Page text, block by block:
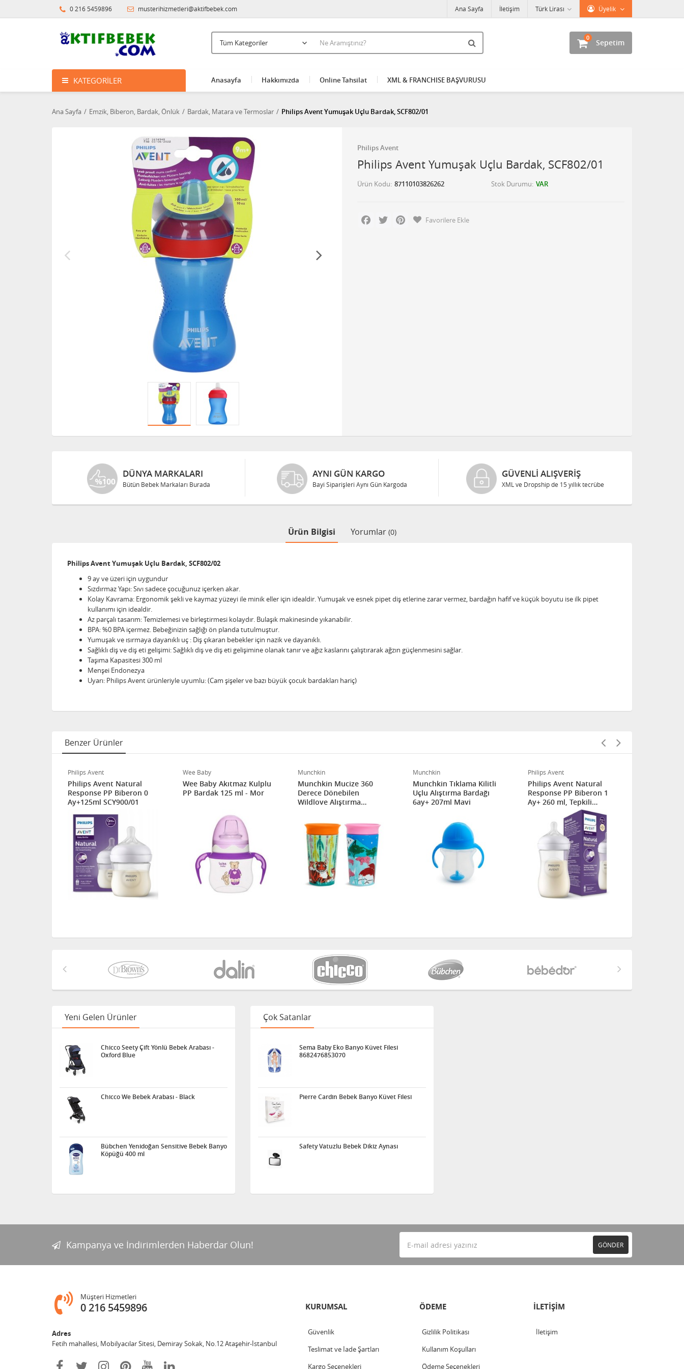
0 216 5459896 musterihizmetleri@aktifbebek.com Üyelik
Türk Lirası
Ana Sayfa İletişim
Sepetim
0
KATEGORILER Anasayfa Hakkımızda Online Tahsilat XML & FRANCHISE BAŞVURUSU
Ana Sayfa Emzik, Biberon, Bardak, Önlük Bardak, Matara ve Termoslar Philips Avent Yumuşak Uçlu Bardak, SCF802/01
Philips Avent
Philips Avent Yumuşak Uçlu Bardak, SCF802/01
Ürün Kodu 87110103826262 Stok Durumu VAR
Facebook
Twitter PinterestFavorilere Ekle
DÜNYA MARKALARI
Bütün Bebek Markaları Burada
AYNI GÜN KARGO
Bayi Siparişleri Aynı Gün Kargoda
GÜVENLI ALIŞVERIŞ
XML ve Dropship de 15 yıllık tecrübe
Ürün Bilgisi Yorumlar (0)
Philips Avent Yumuşak Uçlu Bardak, SCF802/02
9 ay ve üzeri için uygundur
Sızdırmaz Yapı: Sıvı sadece çocuğunuz içerken akar.
Kolay Kavrama: Ergonomik şekli ve kaymaz yüzeyi ile minik eller için idealdir. Yumuşak ve esnek pipet diş etlerine zarar vermez, bardağın hafif ve küçük boyutu ise ilk pipet
kullanımı için idealdir.
Az parçalı tasarım: Temizlemesi ve birleştirmesi kolaydır. Bulaşık makinesinde yıkanabilir.
BPA: %0 BPA içermez. Bebeğinizin sağlığı ön planda tutulmuştur.
Yumuşak ve ısırmaya dayanıklı uç : Diş çıkaran bebekler için nazik ve dayanıklı.
Sağlıklı diş ve diş eti gelişimi: Sağlıklı diş ve diş eti gelişimine olanak tanır ve ağız kaslarını çalıştırarak ağzın güçlenmesini sağlar.
Taşıma Kapasitesi 300 ml
Menşei Endonezya
Uyarı: Philips Avent ürünleriyle uyumlu: (Cam şişeler ve bazı büyük çocuk bardakları hariç)
Benzer Ürünler
Philips Avent
Philips Avent Natural
Response PP Biberon 0
Ay+125ml SCY900/01
Wee Baby
Wee Baby Akıtmaz Kulplu
PP Bardak 125 ml - Mor
Munchkin
Munchkin Mucize 360
Derece Dönebilen
Wildlove Alıştırma
Gergedan&kaplan 2'li
Paket
Munchkin
Munchkin Tıklama Kilitli
Uçlu Alıştırma Bardağı
6ay+ 207ml Mavi
Philips Avent
Philips Avent Natural
Response PP Biberon 1
Ay+ 260 ml, Tepkili
Biberon Emziği SCY903/01
Yeni Gelen Ürünler
Chicco Seety Çift Yönlü Bebek Arabası -
Oxford Blue
Chicco We Bebek Arabası - Black
Bübchen Yenidoğan Sensitive Bebek Banyo
Köpüğü 400 ml
Çok Satanlar
Sema Baby Eko Banyo Küvet Filesi
8682476853070
Pierre Cardin Bebek Banyo Küvet Filesi
Safety Vatuzlu Bebek Dikiz Aynası
Kampanya ve İndirimlerden Haberdar Olun! GÖNDER
Müşteri Hizmetleri
0 216 5459896
Adres
Fetih mahallesi, Mobilyacılar Sitesi, Demiray Sokak, No.12 Ataşehir-İstanbul
KURUMSAL
Güvenlik
Teslimat ve İade Şartları
Kargo Seçenekleri
ÖDEME
Gizlilik Politikası
Kullanım Koşulları
Ödeme Seçenekleri
İLETİŞİM
İletişim